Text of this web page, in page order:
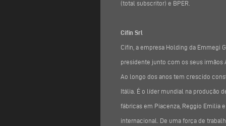
(total subscritor) e BPER.
Cifin Srl
Cifin, a empresa Holding da Emmegi
presidente junto com os seus irmãos
Ao longo dos anos tem crescido
Itália. É o líder mundial na produção
fábricas em Piacenza, Reggio Emilia
internacional. De uma força de